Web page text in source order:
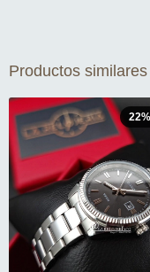
Productos similares
22%